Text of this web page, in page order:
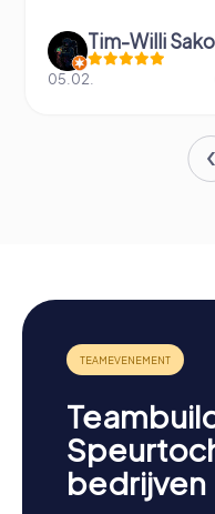
Tim-Willi
05.02.
bedrijven